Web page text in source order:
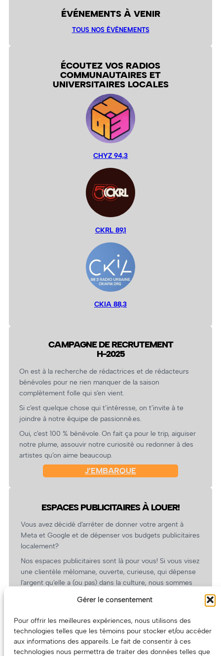
Gérer le consentement
Pour offrir les meilleures expériences, nous utilisons des
technologies telles que les témoins pour stocker et/ou accéder
aux informations des appareils. Le fait de consentir à ces
technologies nous permettra de traiter des données telles que
ÉVÉNEMENTS À VENIR
TOUS NOS ÉVÉNEMENTS
ÉCOUTEZ VOS RADIOS
COMMUNAUTAIRES ET
UNIVERSITAIRES LOCALES
CHYZ 94,3
CKRL 89,1
CKIA 88,3
CAMPAGNE DE RECRUTEMENT
H-2025
On est à la recherche de rédactrices et de rédacteurs
bénévoles pour ne rien manquer de la saison
complètement folle qui s’en vient.
Si c’est quelque chose qui t’intéresse, on t’invite à te
joindre à notre équipe de passionné.es.
Oui, c’est 100 % bénévole. On fait ça pour le trip, aiguiser
notre plume, assouvir notre curiosité ou redonner à des
artistes qu’on aime beaucoup.
J’EMBARQUE
ESPACES PUBLICITAIRES À LOUER!
Vous avez décidé d’arrêter de donner votre argent à
Meta et Google et de dépenser vos budgets publicitaires
localement?
Nos espaces publicitaires sont là pour vous! Si vous visez
une clientèle mélomane, ouverte, curieuse, qui dépense
l’argent qu’elle a (ou pas) dans la culture, nous sommes
revient.
(Oui, on va avoir des tarifs spéciaux pour vous, les
artistes!)